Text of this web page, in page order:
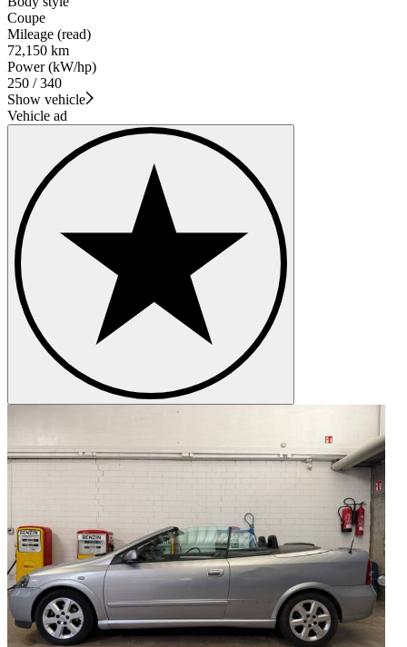
Coupe
Mileage (read)
72,150 km
Power (kW/hp)
250 / 340
Show vehicle
Vehicle ad